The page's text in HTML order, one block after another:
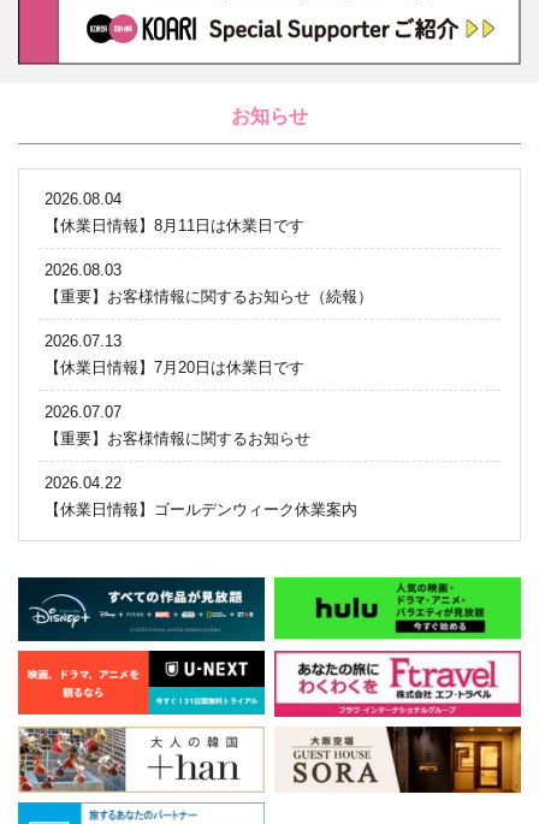
お知らせ
2026.08.04
【休業日情報】8月11日は休業日です
2026.08.03
【重要】お客様情報に関するお知らせ（続報）
2026.07.13
【休業日情報】7月20日は休業日です
2026.07.07
【重要】お客様情報に関するお知らせ
2026.04.22
【休業日情報】ゴールデンウィーク休業案内